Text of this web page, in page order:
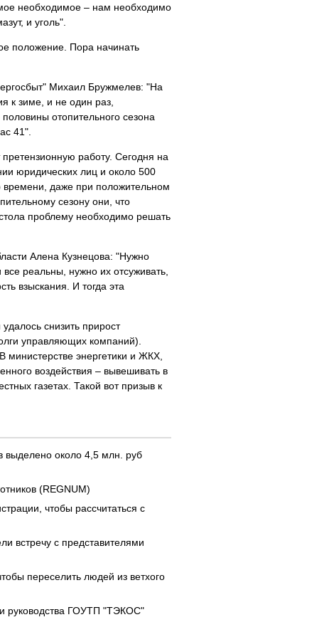
необходимое – нам необходимо
и уголь".
положение. Пора начинать
Михаил Бружмелев: "На
к зиме, и не один раз,
отопительного сезона
41".
работу. Сегодня на
юридических лиц и около 500
времени, даже при положительном
сезону они, что
проблему необходимо решать
Алена Кузнецова: "Нужно
реальны, нужно их отсуживать,
взыскания. И тогда эта
снизить прирост
управляющих компаний).
министерстве энергетики и ЖКХ,
воздействия – вывешивать в
газетах. Такой вот призыв к
выделено около 4,5 млн. руб
(REGNUM)
чтобы рассчитаться с
встречу с представителями
переселить людей из ветхого
руководства ГОУТП "ТЭКОС"